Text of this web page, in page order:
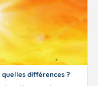
quelles différences ?